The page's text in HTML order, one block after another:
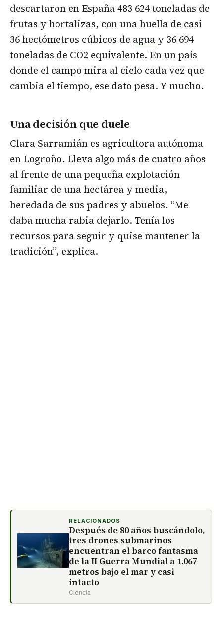
descartaron en España 483 624 toneladas de
frutas y hortalizas, con una huella de casi
36 hectómetros cúbicos de agua y 36 694
toneladas de CO2 equivalente. En un país
donde el campo mira al cielo cada vez que
cambia el tiempo, ese dato pesa. Y mucho.
Una decisión que duele
Clara Sarramián es agricultora autónoma
en Logroño. Lleva algo más de cuatro años
al frente de una pequeña explotación
familiar de una hectárea y media,
heredada de sus padres y abuelos. “Me
daba mucha rabia dejarlo. Tenía los
recursos para seguir y quise mantener la
tradición”, explica.
RELACIONADOS
Después de 80 años buscándolo,
tres drones submarinos
encuentran el barco fantasma
de la II Guerra Mundial a 1.067
metros bajo el mar y casi
intacto
Ciencia